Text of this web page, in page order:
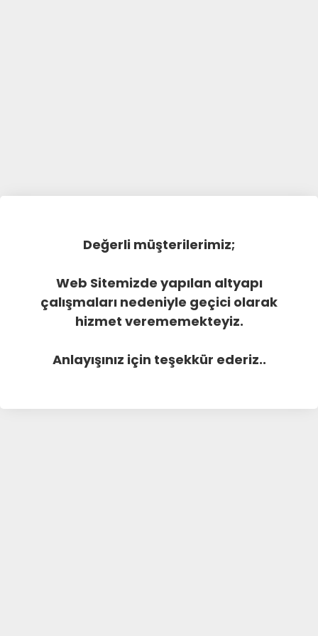
Değerli müşterilerimiz;
Web Sitemizde yapılan altyapı
çalışmaları nedeniyle geçici olarak
hizmet verememekteyiz.
Anlayışınız için teşekkür ederiz..